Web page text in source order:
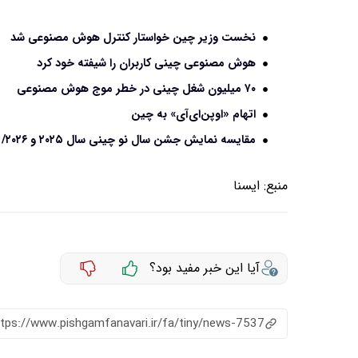
نخست وزیر چین خواستار کنترل هوش مصنوعی شد
هوش مصنوعی چینی کاربران را شیفته خود کرد
۷۰ میلیون شغل چینی در خطر موج هوش مصنوعی
اتهام «اوپن‌ای‌آی» به چین
مقایسه نمایش جشن سال نو چینی سال ۲۰۲۵ و ۲۰۲۶/ ویدئو
منبع: ايسنا
آیا این خبر مفید بود؟
www.pishgamfanavari.ir/fa/tiny/news-7537